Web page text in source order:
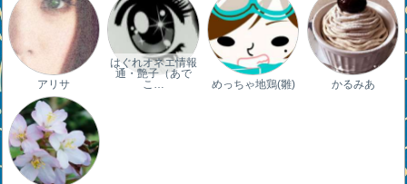
アリサ
はぐれオネエ情報
通・艶子（あで
こ…
めっちゃ地鶏(雛) かるみあ